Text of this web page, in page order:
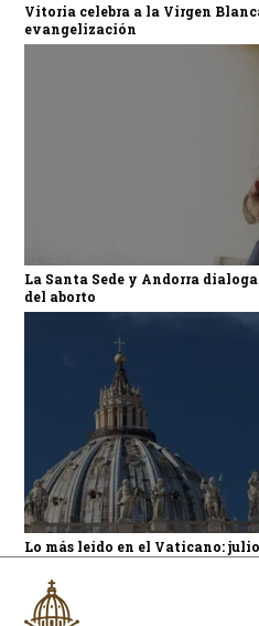
Vitoria celebra a la Virgen
evangelización
La Santa Sede y Andorra
del aborto
Lo más leído en el Vaticano: